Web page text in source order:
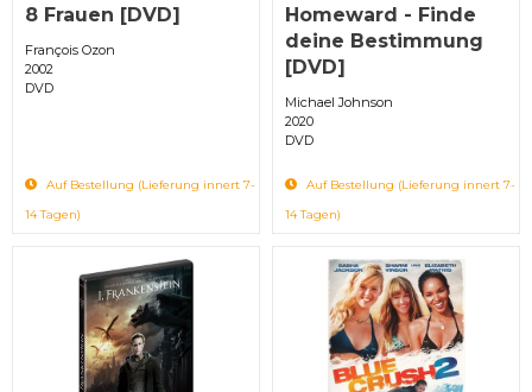
8 Frauen [DVD]
François Ozon
2002
DVD
Auf Bestellung (Lieferung innert 7-
14 Tagen)
Homeward - Finde
deine Bestimmung
[DVD]
Michael Johnson
2020
DVD
Auf Bestellung (Lieferung innert 7-
14 Tagen)